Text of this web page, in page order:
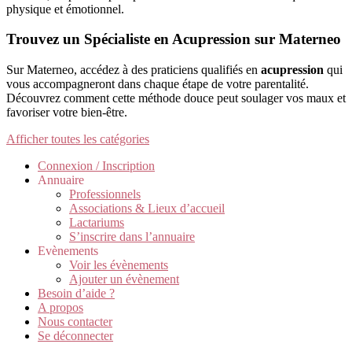
physique et émotionnel.
Trouvez un Spécialiste en Acupression sur Materneo
Sur Materneo, accédez à des praticiens qualifiés en acupression qui
vous accompagneront dans chaque étape de votre parentalité.
Découvrez comment cette méthode douce peut soulager vos maux et
favoriser votre bien-être.
Afficher toutes les catégories
Connexion / Inscription
Annuaire
Professionnels
Associations & Lieux d’accueil
Lactariums
S’inscrire dans l’annuaire
Evènements
Voir les évènements
Ajouter un évènement
Besoin d’aide ?
A propos
Nous contacter
Se déconnecter